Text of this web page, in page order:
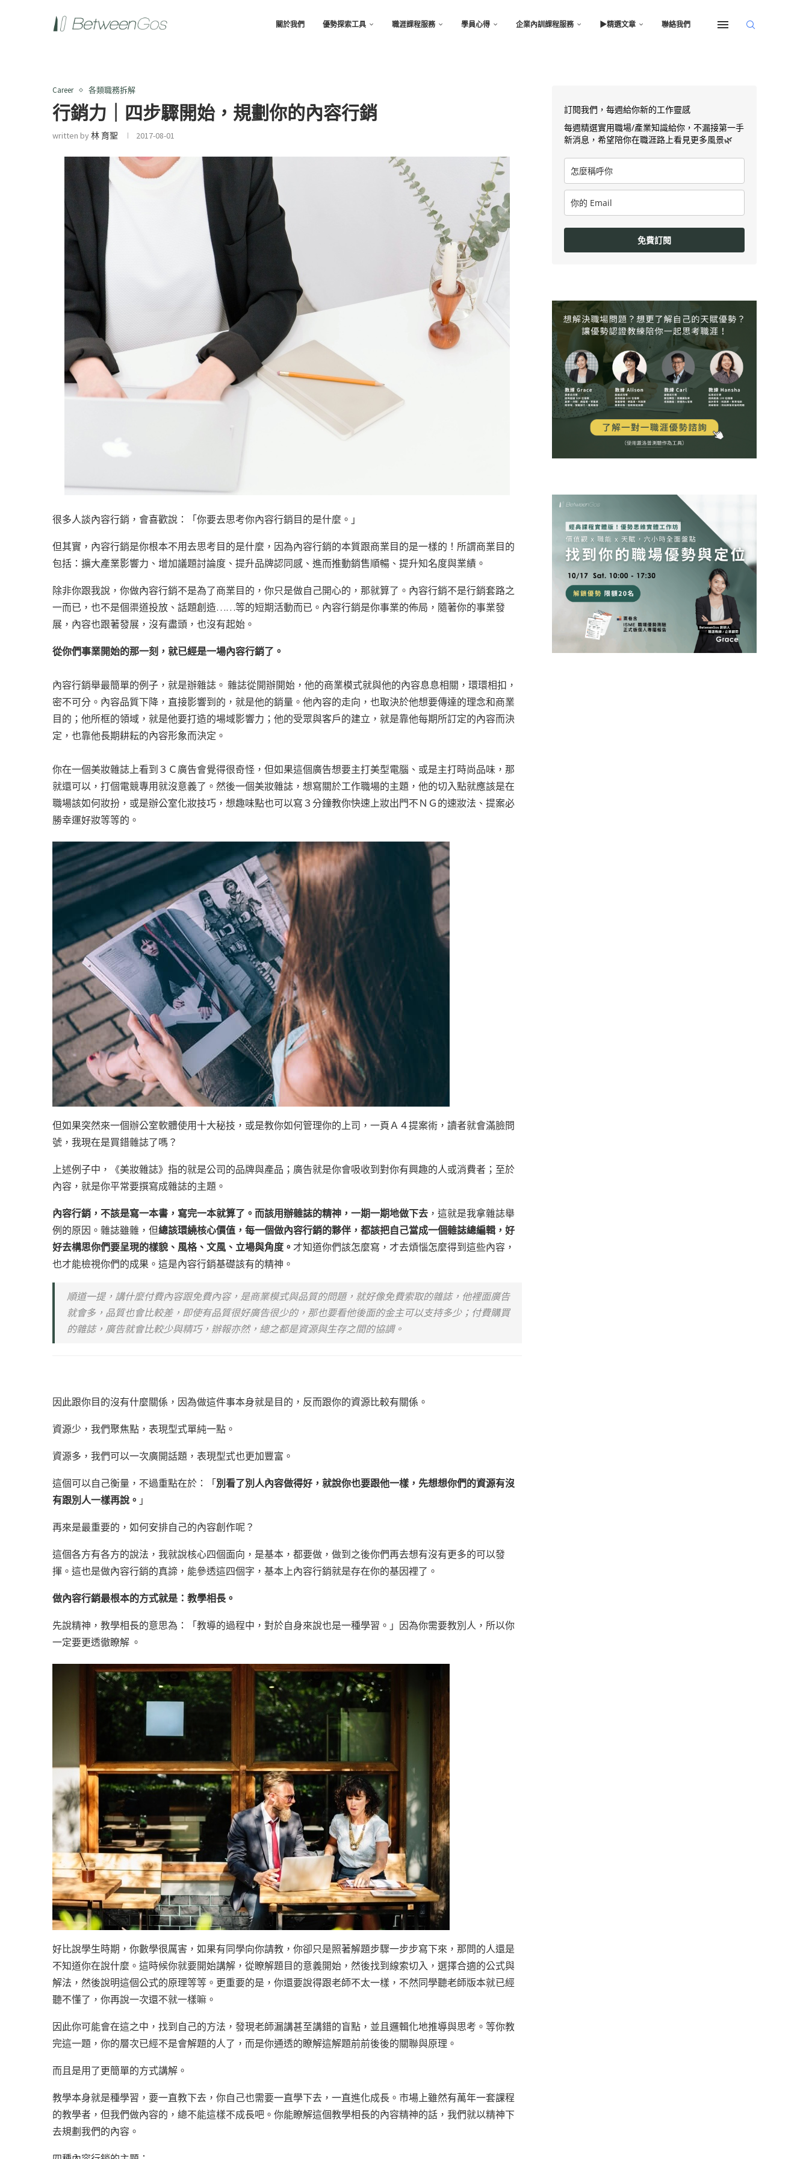
關於我們 優勢探索工具 職涯課程服務 學員心得 企業內訓課程服務 ▶︎精選文章 聯絡我們
Career 各類職務拆解
行銷力｜四步驟開始，規劃你的內容行銷
written by林 育聖 2017-08-01
很多人談內容行銷，會喜歡說：「你要去思考你內容行銷目的是什麼。」
但其實，內容行銷是你根本不用去思考目的是什麼，因為內容行銷的本質跟商業目的是一樣的！所謂商業目的
包括：擴大產業影響力、增加議題討論度、提升品牌認同感、進而推動銷售順暢、提升知名度與業績。
除非你跟我說，你做內容行銷不是為了商業目的，你只是做自己開心的，那就算了。 內容行銷不是行銷套路之
一而已，也不是個渠道投放、話題創造……等的短期活動而已。內容行銷是你事業的佈局，隨著你的事業發
展，內容也跟著發展，沒有盡頭，也沒有起始。
從你們事業開始的那一刻，就已經是一場內容行銷了。
內容行銷舉最簡單的例子，就是辦雜誌。 雜誌從開辦開始，他的商業模式就與他的內容息息相關，環環相扣，
密不可分。內容品質下降，直接影響到的，就是他的銷量。他內容的走向，也取決於他想要傳達的理念和商業
目的；他所框的領域，就是他要打造的場域影響力；他的受眾與客戶的建立，就是靠他每期所訂定的內容而決
定，也靠他長期耕耘的內容形象而決定。
你在一個美妝雜誌上看到３Ｃ廣告會覺得很奇怪，但如果這個廣告想要主打美型電腦、或是主打時尚品味，那
就還可以，打個電競專用就沒意義了。然後一個美妝雜誌，想寫關於工作職場的主題，他的切入點就應該是在
職場該如何妝扮，或是辦公室化妝技巧，想趣味點也可以寫３分鐘教你快速上妝出門不ＮＧ的速妝法、提案必
勝幸運好妝等等的。
但如果突然來一個辦公室軟體使用十大秘技，或是教你如何管理你的上司，一頁Ａ４提案術，讀者就會滿臉問
號，我現在是買錯雜誌了嗎？
上述例子中，《美妝雜誌》指的就是公司的品牌與產品；廣告就是你會吸收到對你有興趣的人或消費者；至於
內容，就是你平常要撰寫成雜誌的主題。
內容行銷，不該是寫一本書，寫完一本就算了。而該用辦雜誌的精神，一期一期地做下去 ，這就是我拿雜誌舉
例的原因。雜誌雖雜，但總該環繞核心價值，每一個做內容行銷的夥伴，都該把自己當成一個雜誌總編輯，好
好去構思你們要呈現的樣貌、風格、文風、立場與角度。 才知道你們該怎麼寫，才去煩惱怎麼得到這些內容，
也才能檢視你們的成果。這是內容行銷基礎該有的精神。
順道一提，講什麼付費內容跟免費內容，是商業模式與品質的問題，就好像免費索取的雜誌，他裡面廣告
就會多，品質也會比較差，即使有品質很好廣告很少的，那也要看他後面的金主可以支持多少；付費購買
的雜誌，廣告就會比較少與精巧，辦報亦然，總之都是資源與生存之間的協調。
因此跟你目的沒有什麼關係，因為做這件事本身就是目的，反而跟你的資源比較有關係。
資源少，我們聚焦點，表現型式單純一點。
資源多，我們可以一次廣開話題，表現型式也更加豐富。
這個可以自己衡量，不過重點在於：「 別看了別人內容做得好，就說你也要跟他一樣，先想想你們的資源有沒
有跟別人一樣再說。 」
再來是最重要的，如何安排自己的內容創作呢？
這個各方有各方的說法，我就說核心四個面向，是基本，都要做，做到之後你們再去想有沒有更多的可以發
揮。這也是做內容行銷的真諦，能參透這四個字，基本上內容行銷就是存在你的基因裡了。
做內容行銷最根本的方式就是：教學相長。
先說精神，教學相長的意思為：「教導的過程中，對於自身來說也是一種學習。」因為你需要教別人，所以你
一定要更透徹瞭解 。
好比說學生時期，你數學很厲害，如果有同學向你請教，你卻只是照著解題步驟一步步寫下來，那問的人還是
不知道你在說什麼。這時候你就要開始講解，從瞭解題目的意義開始，然後找到線索切入，選擇合適的公式與
解法，然後說明這個公式的原理等等。更重要的是，你還要說得跟老師不太一樣，不然同學聽老師版本就已經
聽不懂了，你再說一次還不就一樣嘛。
因此你可能會在這之中，找到自己的方法，發現老師漏講甚至講錯的盲點，並且邏輯化地推導與思考。等你教
完這一題，你的層次已經不是會解題的人了，而是你通透的瞭解這解題前前後後的關聯與原理。
而且是用了更簡單的方式講解。
教學本身就是種學習，要一直教下去，你自己也需要一直學下去，一直進化成長。市場上雖然有萬年一套課程
的教學者，但我們做內容的，總不能這樣不成長吧。你能瞭解這個教學相長的內容精神的話，我們就以精神下
去規劃我們的內容。
訂閱我們，每週給你新的工作靈感
每週精選實用職場/產業知識給你，不漏接第一手
新消息，希望陪你在職涯路上看見更多風景🌿
免費訂閱